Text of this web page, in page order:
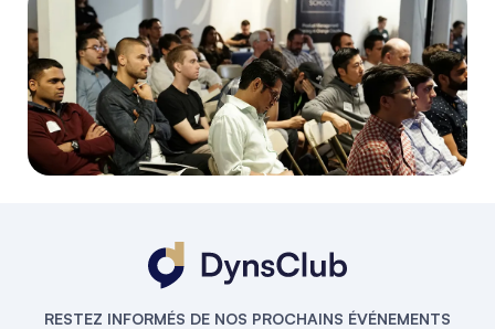
RESTEZ INFORMÉS DE NOS PROCHAINS ÉVÉNEMENTS